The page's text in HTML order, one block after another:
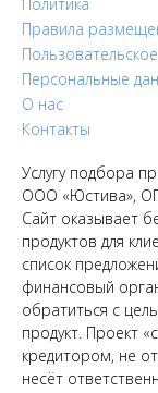
Правила
Персональные
О нас
Контакты
Услугу подбора
ООО «Юстива»,
Сайт оказывает
продуктов для
список
финансовый
обратиться с
продукт. Проект
кредитором, не
несёт